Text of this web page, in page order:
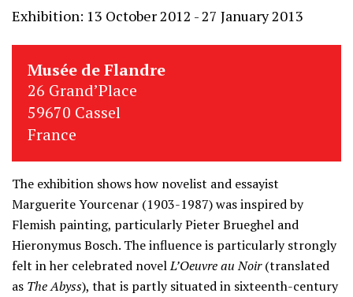
Exhibition: 13 October 2012 - 27 January 2013
Musée de Flandre
26 Grand’Place
59670 Cassel
France
The exhibition shows how novelist and essayist
Marguerite Yourcenar (1903-1987) was inspired by
Flemish painting, particularly Pieter Brueghel and
Hieronymus Bosch. The influence is particularly strongly
felt in her celebrated novelL’Oeuvre au Noir(translated
as The Abyss), that is partly situated in sixteenth-century